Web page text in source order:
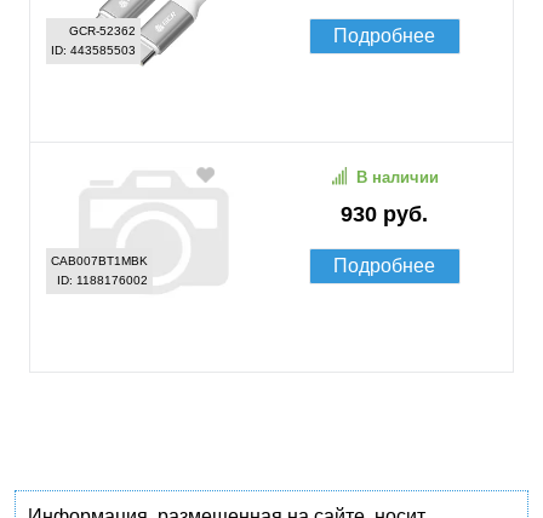
GCR-52362
ID: 443585503
Подробнее
CAB007BT1MBK
ID: 1188176002
930 руб.
В наличии
Подробнее